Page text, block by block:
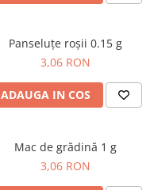
Panseluțe roșii 0.15 g
3,06 RON
ADAUGA IN COS
Mac de grădină 1 g
3,06 RON